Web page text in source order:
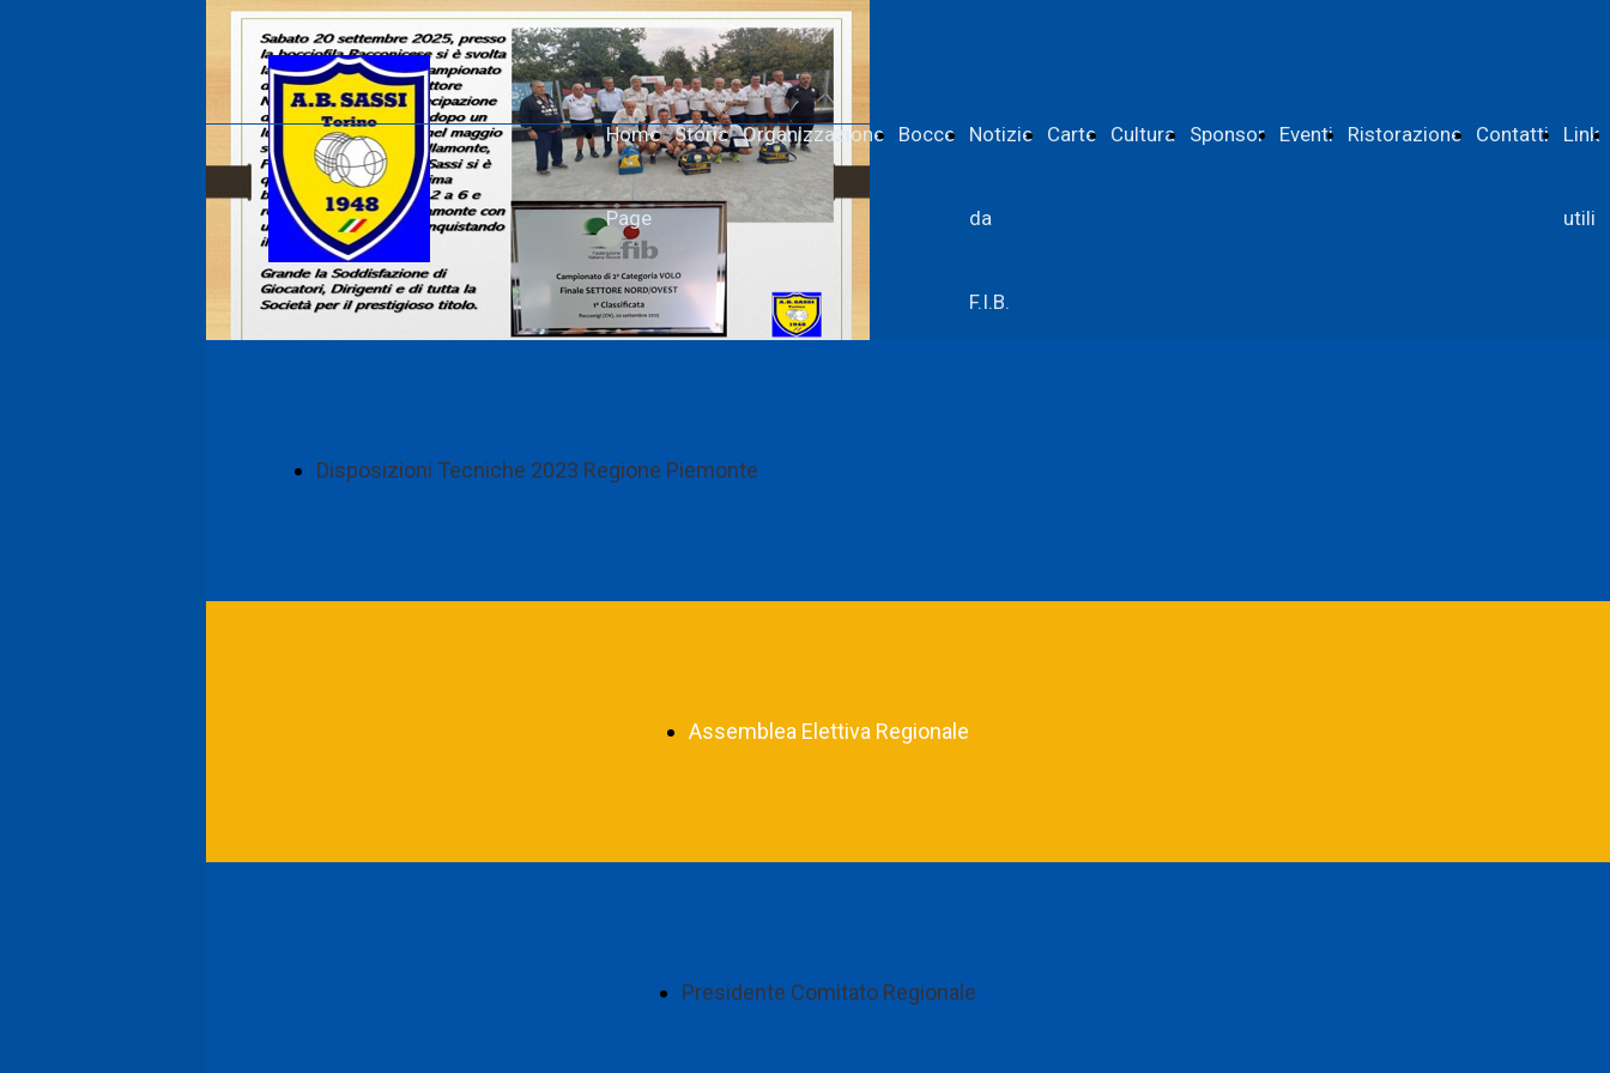
Home
Page
Storia Organizzazione Bocce Notizie
da
F.I.B.
Carte Cultura Sponsor Eventi Ristorazione Contatti Link
utili
Disposizioni Tecniche 2023 Regione Piemonte
Assemblea Elettiva Regionale
Presidente Comitato Regionale